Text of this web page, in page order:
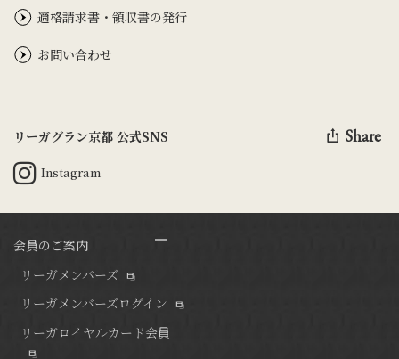
適格請求書・領収書の発行
お問い合わせ
リーガグラン京都 公式SNS
Instagram
Share
会員のご案内
リーガメンバーズ
リーガメンバーズログイン
リーガロイヤルカード会員